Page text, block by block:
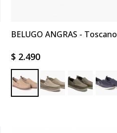
BELUGO ANGRAS - Toscano
$ 2.490